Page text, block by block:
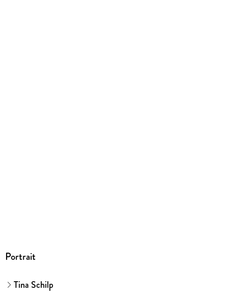
Portrait
Tina Schilp